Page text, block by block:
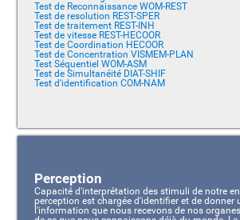
Test de Reconnaissance WOM-REST
Test de resolution REST-SPER
Test de traitement REST-INH
Test de vitesse REST-HECOOR
Test de Coordination HECOOR
Test de Concentration VISMEM-PLAN
Test Séquentiel WOM-ASM
Test de Simultanéité DIAT-SHIF
Test d'identification COM-NAM
Perception
Capacité d'interprétation des stimuli de notre
perception est chargée d'identifier et de donner
l'information que nous recevons de nos